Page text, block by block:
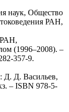
наук, Общество
РАН,
РАН,
(1996–2008). –
357-9.
Д. Д. Васильев,
– ISBN 978-5-